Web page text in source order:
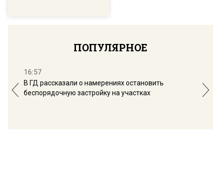
ПОПУЛЯРНОЕ
16:57
В ГД рассказали о намерениях остановить
беспорядочную застройку на участках